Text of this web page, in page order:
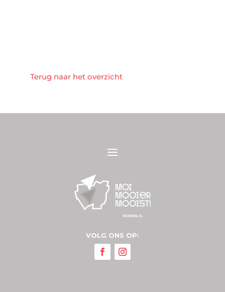
Terug naar het overzicht
VOLG ONS OP: